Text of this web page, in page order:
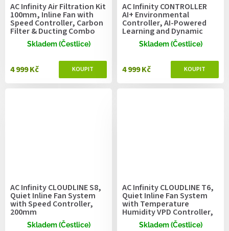
AC Infinity Air Filtration Kit
100mm, Inline Fan with
Speed Controller, Carbon
Filter & Ducting Combo
Skladem (Čestlice)
4 999 Kč
AC Infinity CONTROLLER
AI+ Environmental
Controller, AI-Powered
Learning and Dynamic
Level Adjusting
Skladem (Čestlice)
4 999 Kč
AC Infinity CLOUDLINE S8,
Quiet Inline Fan System
with Speed Controller,
200mm
Skladem (Čestlice)
AC Infinity CLOUDLINE T6,
Quiet Inline Fan System
with Temperature
Humidity VPD Controller,
150mmSkladem (Čestlice)